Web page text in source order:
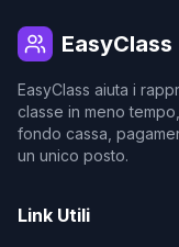
EasyClass
EasyClass aiuta i
classe in meno
fondo cassa,
un unico posto.
Link Utili